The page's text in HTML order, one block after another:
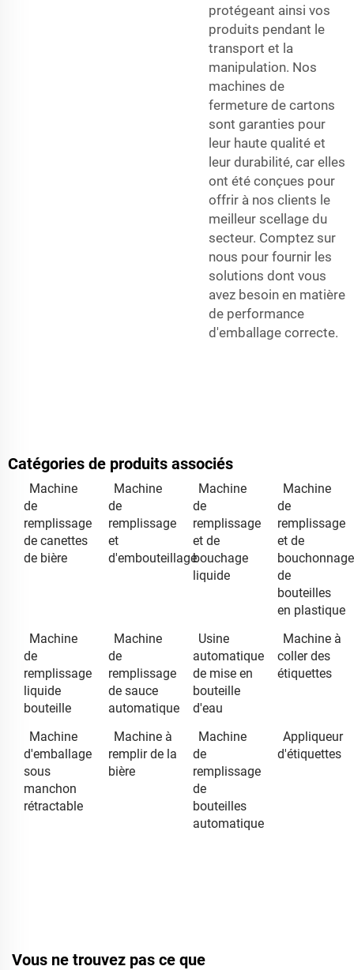
protégeant ainsi vos
produits pendant le
transport et la
manipulation. Nos
machines de
fermeture de cartons
sont garanties pour
leur haute qualité et
leur durabilité, car elles
ont été conçues pour
offrir à nos clients le
meilleur scellage du
secteur. Comptez sur
nous pour fournir les
solutions dont vous
avez besoin en matière
de performance
d'emballage correcte.
Catégories de produits associés
Machine
de
remplissage
de canettes
de bière
Machine
de
remplissage
et
d'embouteillage
Machine
de
remplissage
et de
bouchage
liquide
Machine
de
remplissage
et de
bouchonnage
de
bouteilles
en plastique
Machine
de
remplissage
liquide
bouteille
Machine
de
remplissage
de sauce
automatique
Usine
automatique
de mise en
bouteille
d'eau
Machine à
coller des
étiquettes
Machine
d'emballage
sous
manchon
rétractable
Machine à
remplir de la
bière
Machine
de
remplissage
de
bouteilles
automatique
Appliqueur
d'étiquettes
Vous ne trouvez pas ce que